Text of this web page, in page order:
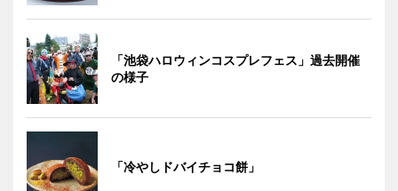
「池袋ハロウィンコスプレフェス」過去開催
の様子
「冷やしドバイチョコ餅」